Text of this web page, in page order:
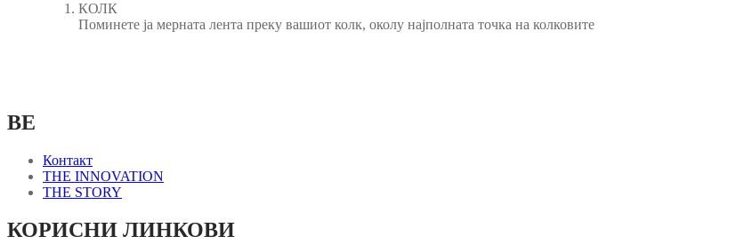
КОЛК
Поминете ја мерната лента преку вашиот колк, околу најполната точка на колковите
BE
Контакт
THE INNOVATION
THE STORY
КОРИСНИ ЛИНКОВИ